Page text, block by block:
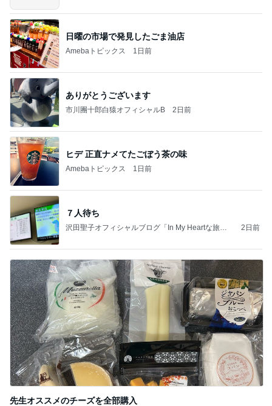
日曜の市場で発見したごま油店
Amebaトピックス 1日前
ありがとうございます
市川團十郎白猿オフィシャルB 2日前
ヒデ 正直ナメてたごぼう茶の味
Amebaトピックス 1日前
７人待ち
沢田聖子オフィシャルブログ「In My Heartな旅日
2日前
先生オススメのチーズを全部購入